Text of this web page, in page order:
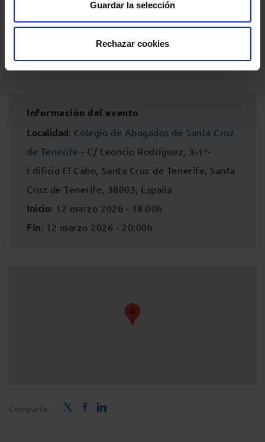
Guardar la selección
Rechazar cookies
https://n9.cl/47ict2
Información del evento
Localidad: Colegio de Abogados de Santa Cruz
de Tenerife - C/ Leoncio Rodríguez, 3-1º-
Edificio El Cabo, Santa Cruz de Tenerife, Santa
Cruz de Tenerife, 38003, España
Inicio: 12 marzo 2026 - 18:00h
Fin: 12 marzo 2026 - 20:00h
Comparte: